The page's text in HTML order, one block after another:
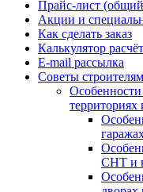
Прайс-лист
Акции и
Как сделать заказ
Калькулятор
E-mail рассылка
Советы
СНТ и